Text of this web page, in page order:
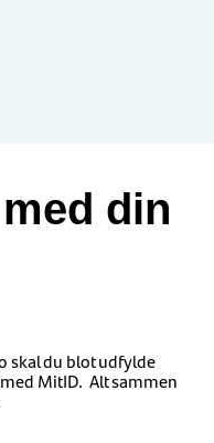
din
skal du blot udfylde
MitID. Alt sammen